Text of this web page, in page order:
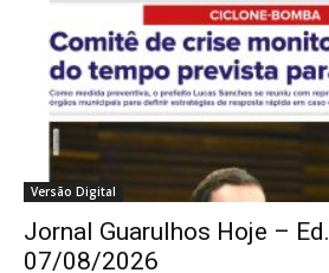
Versão Digital
Jornal Guarulhos Hoje –
07/08/2026